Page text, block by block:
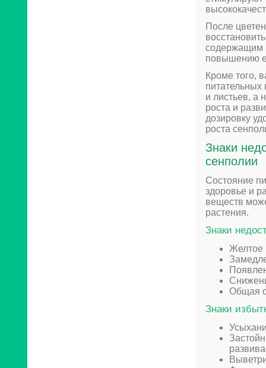
После
содержащим
повышению
Кроме того,
и листьев, а
роста и
дозировку
роста
Знаки
сенполии
Состояние
здоровье и
веществ
растения.
Знаки
Желтое
Общая
Знаки